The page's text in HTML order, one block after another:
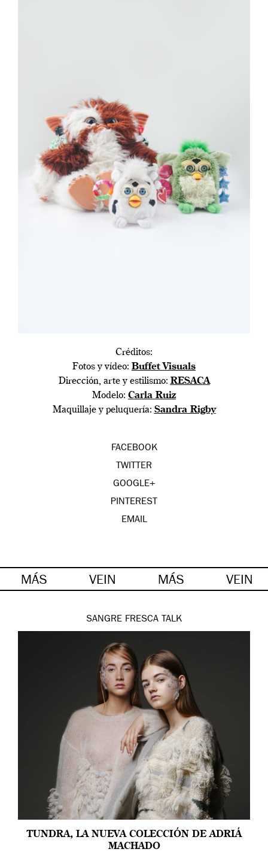
Créditos:
Fotos y vídeo: Buffet Visuals
Dirección, arte y estilismo: RESACA
Modelo: Carla Ruiz
Maquillaje y peluquería: Sandra Rigby
FACEBOOK
TWITTER
GOOGLE+
PINTEREST
EMAIL
MÁS VEIN MÁS VEIN
SANGRE FRESCA TALK
TUNDRA, LA NUEVA COLECCIÓN DE ADRIÁ
MACHADO